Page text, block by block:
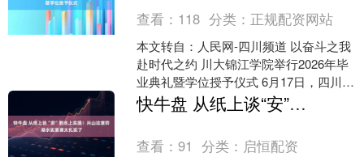
查看： 118 分类： 正规配资网站
本文转自：人民网-四川频道 以奋斗之我
赴时代之约 川大锦江学院举行2026年毕
业典礼暨学位授予仪式 6月17日，四川大
学锦江学院2026年毕业典礼暨学位授予
仪....
快牛盘 从纸上谈“安”到水上实操！兴山这堂防溺水实景课太扎实了
查看：91 分类： 启恒配资